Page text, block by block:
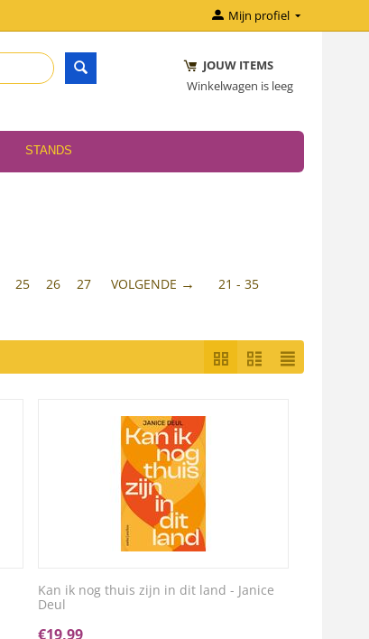
Mijn profiel
JOUW ITEMS
Winkelwagen is leeg
STANDS
25 26 27 VOLGENDE 21 - 35
Kan ik nog thuis zijn in dit land - Janice
Deul
€19,99